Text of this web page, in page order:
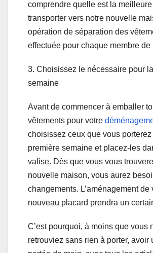
comprendre quelle est la
transporter vers notre nouvelle
opération de séparation des
effectuée pour chaque membre de
3. Choisissez le nécessaire pour
semaine
Avant de commencer à emballer
vêtements pour votre
choisissez ceux que vous
première semaine et placez-les
valise. Dès que vous vous
nouvelle maison, vous aurez
changements. L’aménagement de
nouveau placard prendra un
C’est pourquoi, à moins que vous
retrouviez sans rien à porter, avoir